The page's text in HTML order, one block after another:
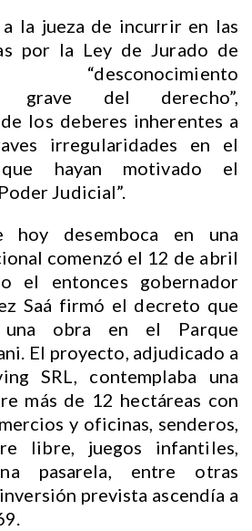
a la jueza de incurrir en las
por la Ley de Jurado de
“desconocimiento
grave del derecho”,
los deberes inherentes a
irregularidades en el
que hayan motivado el
Judicial”.
hoy desemboca en una
comenzó el 12 de abril
el entonces gobernador
Saá firmó el decreto que
obra en el Parque
El proyecto, adjudicado a
SRL, contemplaba una
más de 12 hectáreas con
y oficinas, senderos,
libre, juegos infantiles,
pasarela, entre otras
prevista ascendía a